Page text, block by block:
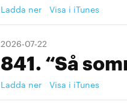
Ladda ner Visa i iTunes
2026-07-22
841. “Så
Ladda ner Visa i iTunes